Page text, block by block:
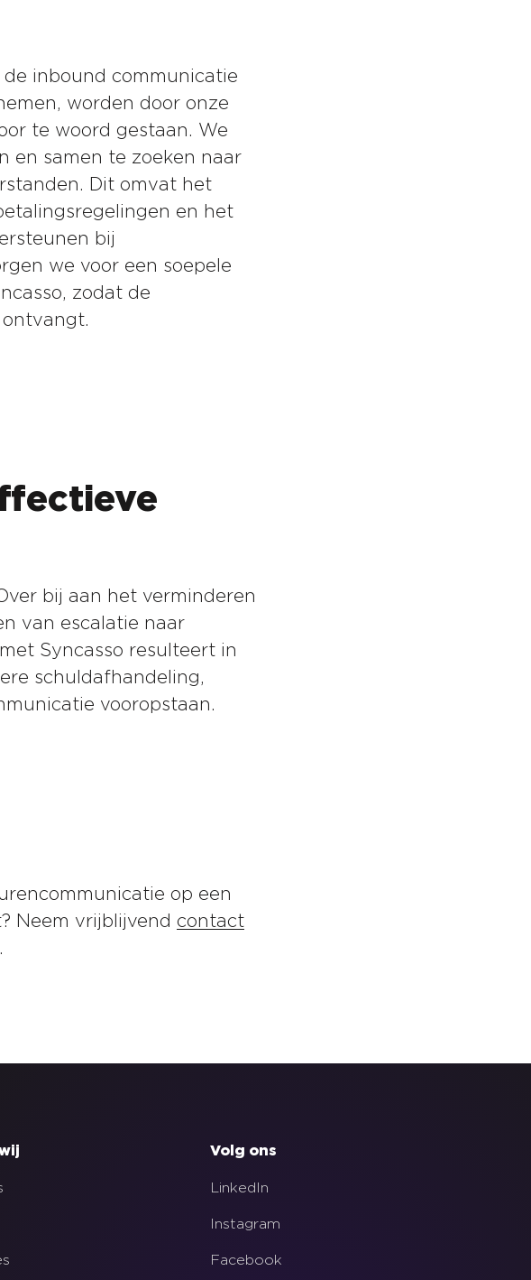
inbound communicatie
worden door onze
te woord gestaan. We
en samen te zoeken naar
Dit omvat het
en het
bij
we voor een soepele
zodat de
bij aan het verminderen
van escalatie naar
Syncasso resulteert in
schuldafhandeling,
vooropstaan.
op een
Neem vrijblijvend contact
Volg ons
LinkedIn
Instagram
Facebook